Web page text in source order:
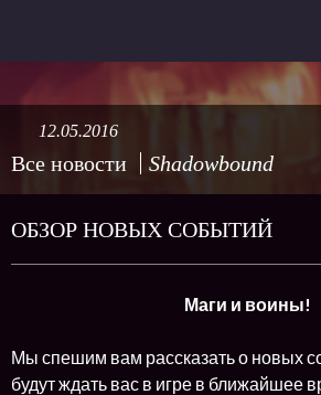
Все новости Shadowbound
12.05.2016
ОБЗОР НОВЫХ СОБЫТИЙ
Маги и воины!
Мы спешим вам рассказать о новых
будут ждать вас в игре в ближайшее